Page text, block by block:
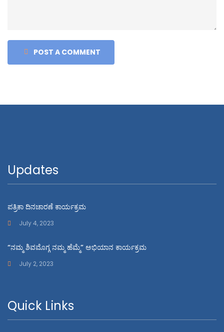
POST A COMMENT
Updates
ಪತ್ರಿಕಾ ದಿನಚಾರಣೆ ಕಾರ್ಯಕ್ರಮ
July 4, 2023
“ನಮ್ಮ ಶಿವಮೊಗ್ಗ ನಮ್ಮ ಹೆಮ್ಮೆ” ಅಭಿಯಾನ ಕಾರ್ಯಕ್ರಮ
July 2, 2023
Quick Links